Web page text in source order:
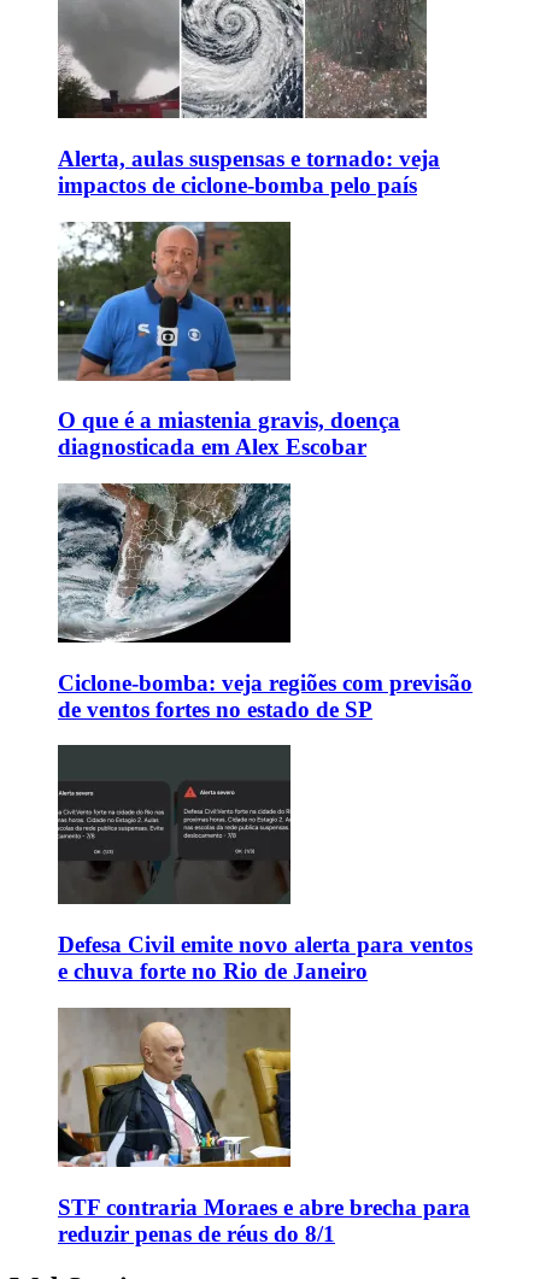
Alerta, aulas suspensas e tornado: veja
impactos de ciclone-bomba pelo país
O que é a miastenia gravis, doença
diagnosticada em Alex Escobar
Ciclone-bomba: veja regiões com previsão
de ventos fortes no estado de SP
Defesa Civil emite novo alerta para ventos
e chuva forte no Rio de Janeiro
STF contraria Moraes e abre brecha para
reduzir penas de réus do 8/1